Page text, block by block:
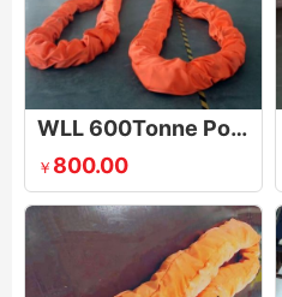
WLL 600Tonne Polyester Round Sling
￥ 800.00